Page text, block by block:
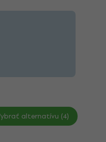
Tipy na starostlivosť o
alternatívu (4)